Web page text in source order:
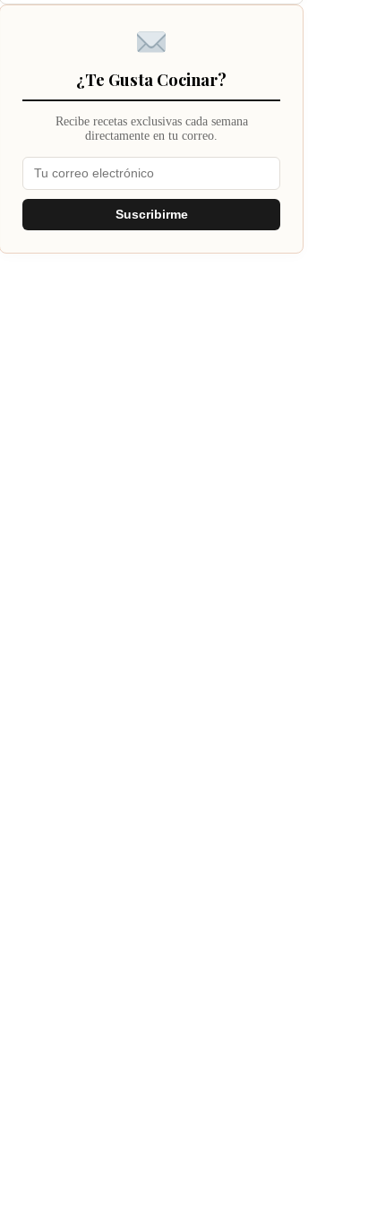
¿Te Gusta Cocinar?
Recibe recetas exclusivas cada semana
directamente en tu correo.
Suscribirme